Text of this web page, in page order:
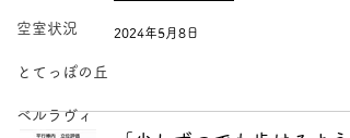
空室状況
とてっぽの丘
ベルラヴィ
2024年5月8日